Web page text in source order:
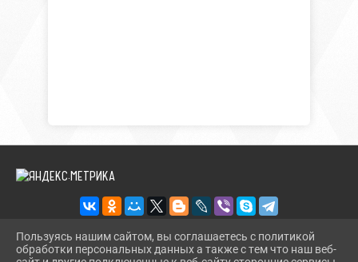
Пользуясь нашим сайтом, вы соглашаетесь с политикой
обработки персональных данных а также с тем что наш веб-